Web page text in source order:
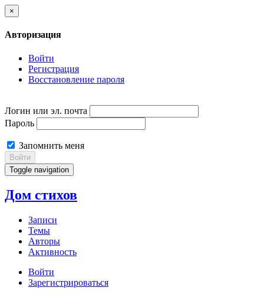
×
Авторизация
Войти
Регистрация
Восстановление пароля
Логин или эл. почта
Пароль
Запомнить меня
Войти
Toggle navigation
Дом стихов
Записи
Темы
Авторы
Активность
Войти
Зарегистрироваться